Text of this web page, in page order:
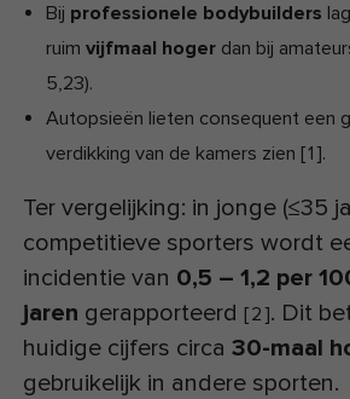
Bij professionele bodybuilders
ruimvijfmaal hoger dan bij
5,23).
Autopsieën lieten consequent een
verdikking van de kamers zien [1].
Ter vergelijking: in jonge (≤35
competitieve sporters wordt
incidentie van 0,5 – 1,2 per
jaren gerapporteerd [2]. Dit
huidige cijfers circa30-maal
gebruikelijk in andere sporten.